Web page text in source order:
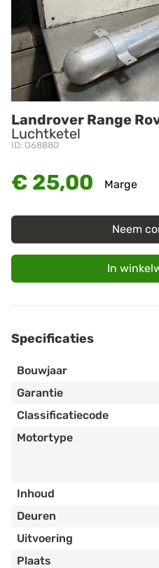
Landrover Range
Luchtketel
ID: O68880
€ 25,00 Marge
Neem
In
Specificaties
Bouwjaar
Garantie
Classificatiecode
Motortype
Inhoud
Deuren
Uitvoering
Plaats